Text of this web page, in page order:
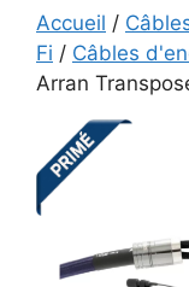
Accueil /
Fi / Câbles
Arran